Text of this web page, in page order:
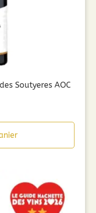
Soutyeres AOC